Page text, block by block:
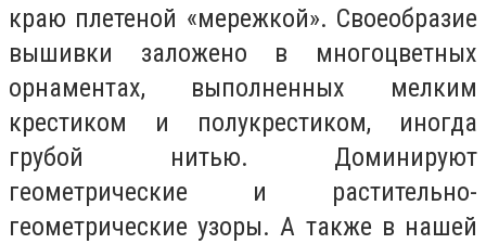
краю плетеной «мережкой». Своеобразие
вышивки заложено в многоцветных
орнаментах, выполненных мелким
крестиком и полукрестиком, иногда
грубой нитью. Доминируют
геометрические и растительно-
геометрические узоры. А также в нашей